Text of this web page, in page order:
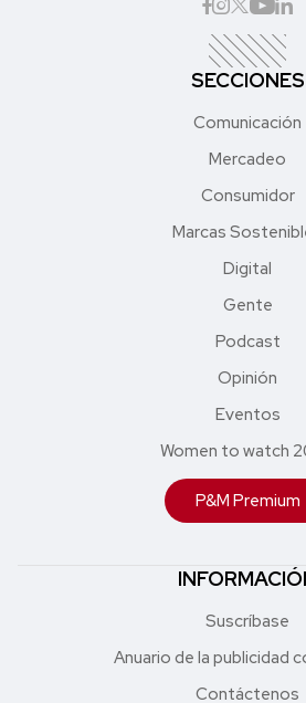
SECCIONES
Comunicación
Mercadeo
Consumidor
Marcas
Digital
Gente
Podcast
Opinión
Eventos
Women to watch
P&M Premium
Suscríbase
Anuario de la publicidad
Contáctenos